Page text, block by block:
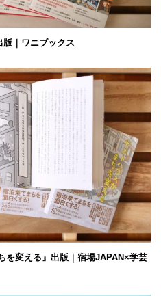
｜ワニブックス
を変える』出版｜宿場JAPAN×学芸